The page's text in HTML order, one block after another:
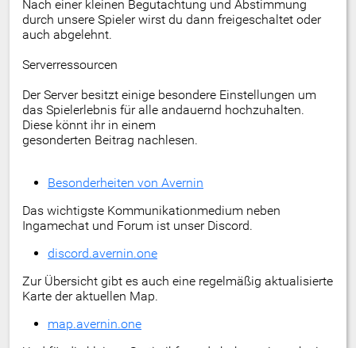
Nach einer kleinen Begutachtung und Abstimmung
durch unsere Spieler wirst du dann freigeschaltet oder
auch abgelehnt.
Serverressourcen
Der Server besitzt einige besondere Einstellungen um
das Spielerlebnis für alle andauernd hochzuhalten.
Diese könnt ihr in einem
gesonderten Beitrag nachlesen.
Besonderheiten von Avernin
Das wichtigste Kommunikationmedium neben
Ingamechat und Forum ist unser Discord.
discord.avernin.one
Zur Übersicht gibt es auch eine regelmäßig aktualisierte
Karte der aktuellen Map.
map.avernin.one